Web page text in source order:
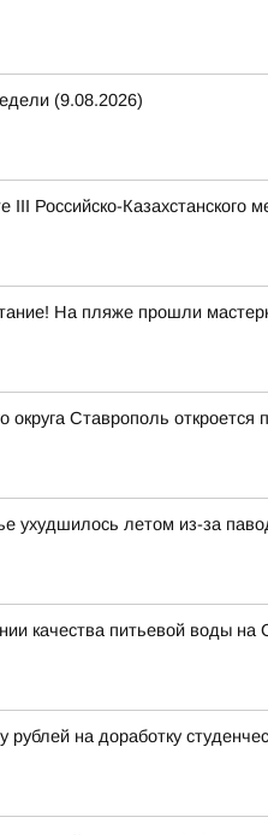
(9.08.2026)
Российско-Казахстанского
На пляже прошли
округа Ставрополь
ухудшилось летом из-за
качества питьевой воды на
на доработку